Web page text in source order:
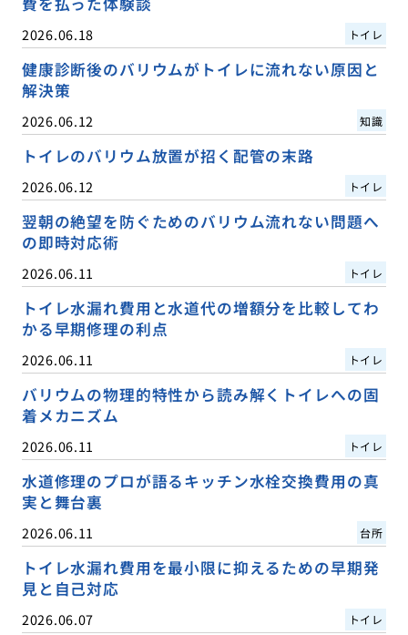
2026.06.18 トイレ
健康診断後のバリウムがトイレに流れない原因と
解決策
2026.06.12 知識
トイレのバリウム放置が招く配管の末路
2026.06.12 トイレ
翌朝の絶望を防ぐためのバリウム流れない問題へ
の即時対応術
2026.06.11 トイレ
トイレ水漏れ費用と水道代の増額分を比較してわ
かる早期修理の利点
2026.06.11 トイレ
バリウムの物理的特性から読み解くトイレへの固
着メカニズム
2026.06.11 トイレ
水道修理のプロが語るキッチン水栓交換費用の真
実と舞台裏
2026.06.11 台所
トイレ水漏れ費用を最小限に抑えるための早期発
見と自己対応
2026.06.07 トイレ